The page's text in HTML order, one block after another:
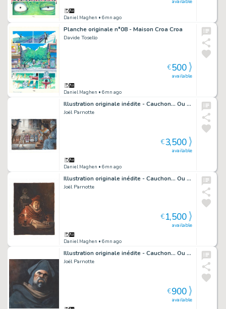
Daniel Maghen • 6mn ago
Planche originale n°08 - Maison Croa Croa
Davide Tosello
Daniel Maghen • 6mn ago
available
€500
Illustration originale inédite - Cauchon... Ou l'homme qui tua Jeanne d'Arc
Joël Parnotte
Daniel Maghen • 6mn ago
available
€3,500
Illustration originale inédite - Cauchon... Ou l'homme qui tua Jeanne d'Arc
Joël Parnotte
Daniel Maghen • 6mn ago
available
€1,500
Illustration originale inédite - Cauchon... Ou l'homme qui tua Jeanne d'Arc
Joël Parnotte
available
€900